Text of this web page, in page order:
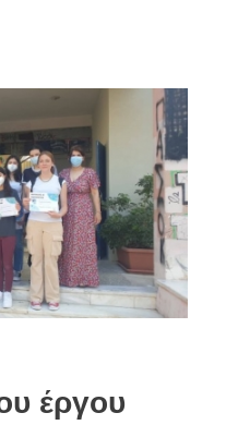
έργου